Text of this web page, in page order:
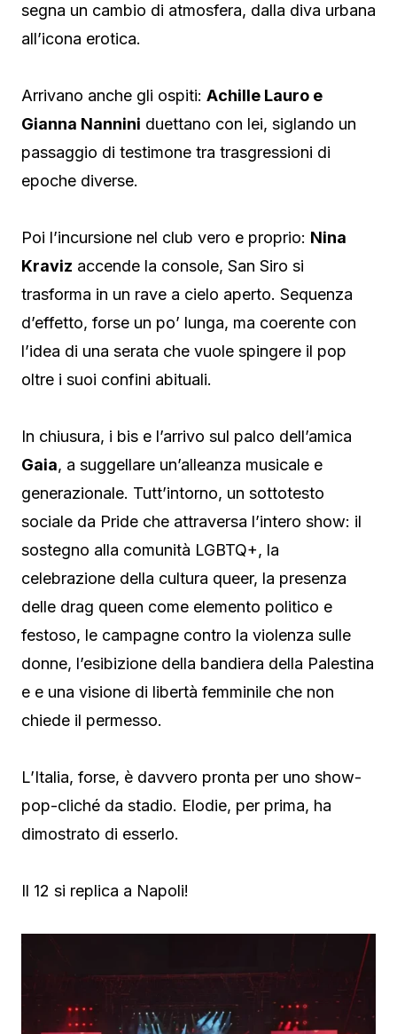
segna un cambio di atmosfera, dalla diva urbana
all’icona erotica.
Arrivano anche gli ospiti: Achille Lauro e
Gianna Nannini duettano con lei, siglando un
passaggio di testimone tra trasgressioni di
epoche diverse.
Poi l’incursione nel club vero e proprio: Nina
Kraviz accende la console, San Siro si
trasforma in un rave a cielo aperto. Sequenza
d’effetto, forse un po’ lunga, ma coerente con
l’idea di una serata che vuole spingere il pop
oltre i suoi confini abituali.
In chiusura, i bis e l’arrivo sul palco dell’amica
Gaia, a suggellare un’alleanza musicale e
generazionale. Tutt’intorno, un sottotesto
sociale da Pride che attraversa l’intero show: il
sostegno alla comunità LGBTQ+, la
celebrazione della cultura queer, la presenza
delle drag queen come elemento politico e
festoso, le campagne contro la violenza sulle
donne, l’esibizione della bandiera della Palestina
e e una visione di libertà femminile che non
chiede il permesso.
L’Italia, forse, è davvero pronta per uno show-
pop-cliché da stadio. Elodie, per prima, ha
dimostrato di esserlo.
Il 12 si replica a Napoli!